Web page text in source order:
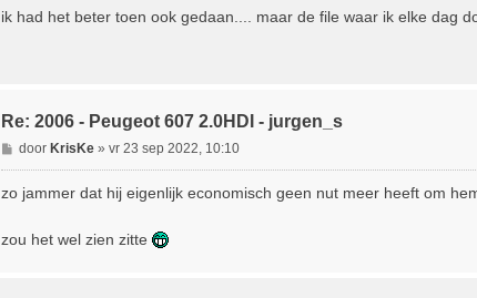
r
ik had het beter toen ook gedaan.... maar de file waar ik elke dag
Re: 2006 - Peugeot 607 2.0HDI - jurgen_s
B
e
h
door KrisKe» vr 23 sep 2022, 10:10
zo jammer dat hij eigenlijk economisch geen nut meer heeft om
zou het wel zien zitte